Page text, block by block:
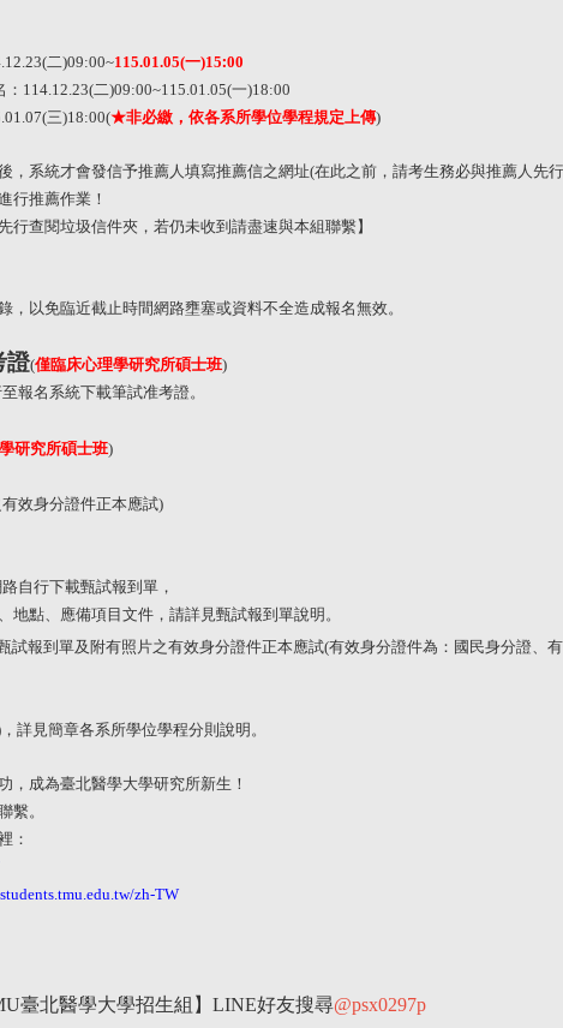
二)09:00~115.01.05(一)15:00
114.12.23(二)09:00~115.01.05(一)18:00
三)18:00(★非必繳，依各系所學位學程規定上傳)
，系統才會發信予推薦人填寫推薦信之網址(在此之前，請考生務必與推薦人先
行推薦作業！
行查閱垃圾信件夾，若仍未收到請盡速與本組聯繫】
，以免臨近截止時間網路壅塞或資料不全造成報名無效。
證(僅臨床心理學研究所碩士班)
至報名系統下載筆試准考證。
研究所碩士班)
效身分證件正本應試)
路自行下載甄試報到單，
地點、應備項目文件，請詳見甄試報到單說明。
試報到單及附有照片之有效身分證件正本應試(有效身分證件為：國民身分證、
，詳見簡章各系所學位學程分則說明。
，成為臺北醫學大學研究所新生！
繫。
：
zh-TW
臺北醫學大學招生組】 LINE好友搜尋@psx0297p